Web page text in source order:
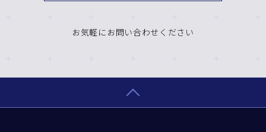
お気軽にお問い合わせください